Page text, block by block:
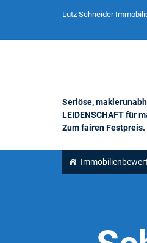
Lutz Schneider
Seriöse,
LEIDENSCHAFT für
Zum fairen